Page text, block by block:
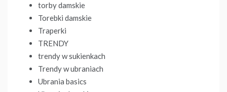
torby damskie
Torebki damskie
Traperki
TRENDY
trendy w sukienkach
Trendy w ubraniach
Ubrania basics